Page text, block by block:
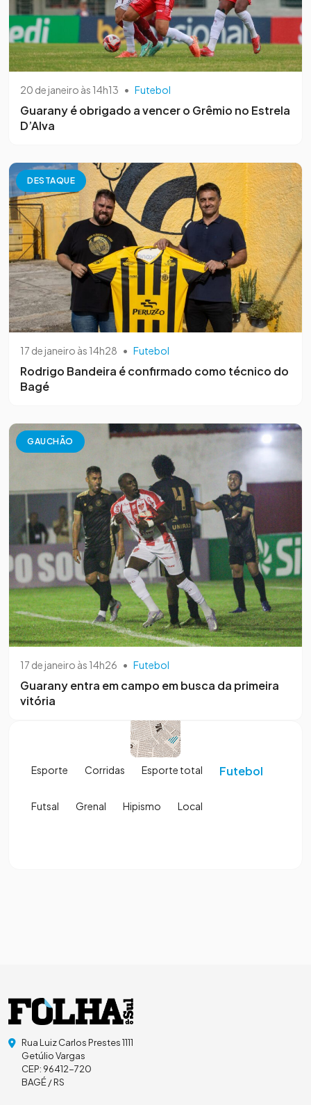
20 de janeiro às 14h13 • Futebol
Guarany é obrigado a vencer o Grêmio no Estrela
D’Alva
DESTAQUE
17 de janeiro às 14h28 • Futebol
Rodrigo Bandeira é confirmado como técnico do
Bagé
GAUCHÃO
17 de janeiro às 14h26 • Futebol
Guarany entra em campo em busca da primeira
vitória
Esporte Corridas Esporte total Futebol
Futsal Grenal Hipismo Local
Rua Luiz Carlos Prestes 1111
Getúlio Vargas
CEP: 96412-720
BAGÉ / RS